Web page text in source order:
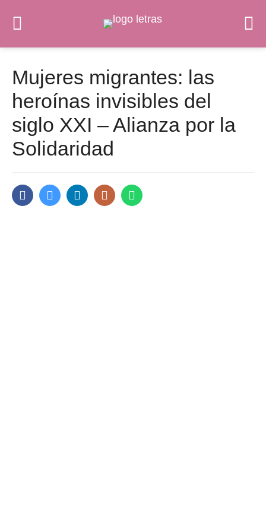
Mujeres migrantes: las
heroínas invisibles del
siglo XXI – Alianza por la
Solidaridad